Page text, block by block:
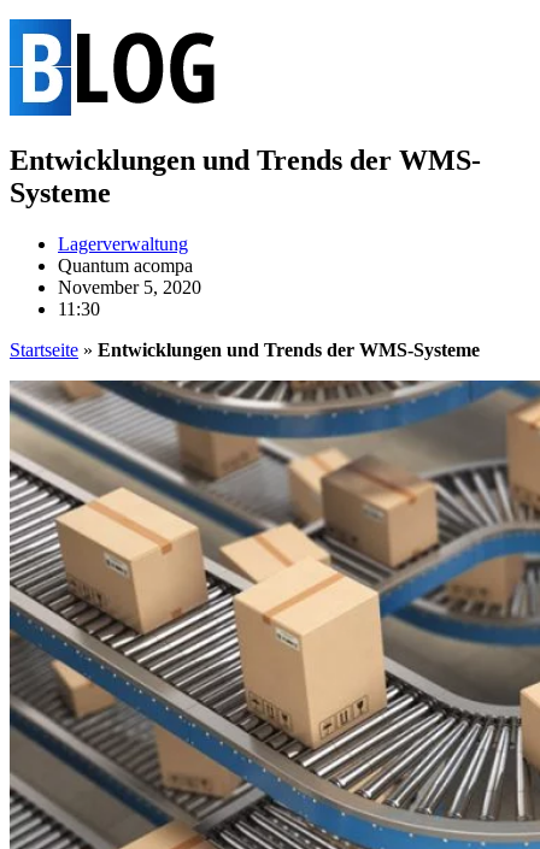
Entwicklungen und Trends der WMS-
Systeme
Lagerverwaltung
Quantum acompa
November 5, 2020
11:30
Startseite » Entwicklungen und Trends der WMS-Systeme